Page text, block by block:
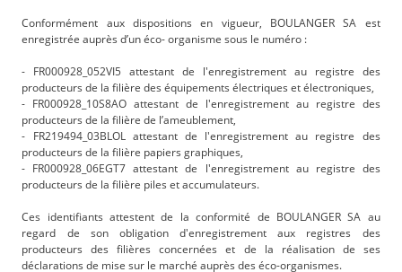
Conformément aux dispositions en vigueur, BOULANGER SA est
enregistrée auprès d’un éco- organisme sous le numéro :
- FR000928_052VI5 attestant de l'enregistrement au registre des
producteurs de la filière des équipements électriques et électroniques,
- FR000928_10S8AO attestant de l'enregistrement au registre des
producteurs de la filière de l’ameublement,
- FR219494_03BLOL attestant de l'enregistrement au registre des
producteurs de la filière papiers graphiques,
- FR000928_06EGT7 attestant de l'enregistrement au registre des
producteurs de la filière piles et accumulateurs.
Ces identifiants attestent de la conformité de BOULANGER SA au
regard de son obligation d'enregistrement aux registres des
producteurs des filières concernées et de la réalisation de ses
déclarations de mise sur le marché auprès des éco-organismes.